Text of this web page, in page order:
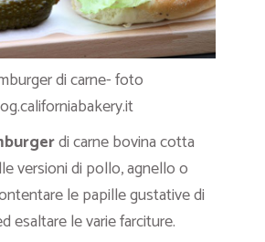
di carne- foto
di carne bovina cotta
versioni di pollo, agnello o
le papille gustative di
esaltare le varie farciture.